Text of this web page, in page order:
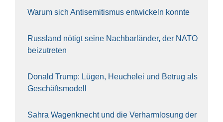
War­um sich Anti­se­mi­tis­mus ent­wi­ckeln konn­te
Russ­land nötigt sei­ne Nach­bar­län­der, der NATO
bei­zu­tre­ten
Donald Trump: Lügen, Heu­che­lei und Betrug als
Geschäfts­mo­dell
Sahra Wagen­knecht und die Ver­harm­lo­sung der